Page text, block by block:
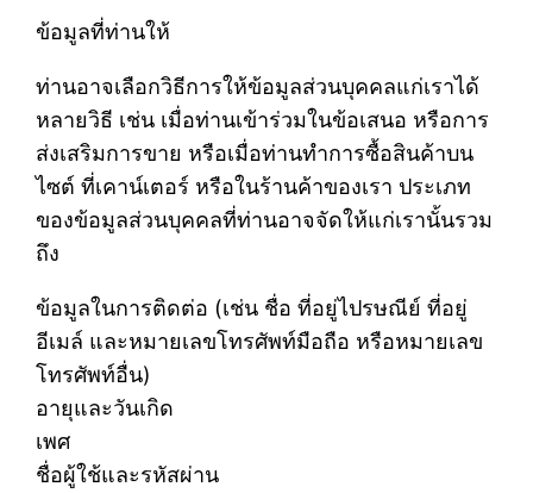
ข้อมูลที่ท่านให้
ท่านอาจเลือกวิธีการให้ข้อมูลส่วนบุคคลแก่เราได้
หลายวิธี เช่น เมื่อท่านเข้าร่วมในข้อเสนอ หรือการ
ส่งเสริมการขาย หรือเมื่อท่านทำการซื้อสินค้าบน
ไซต์ ที่เคาน์เตอร์ หรือในร้านค้าของเรา ประเภท
ของข้อมูลส่วนบุคคลที่ท่านอาจจัดให้แก่เรานั้นรวม
ถึง
ข้อมูลในการติดต่อ (เช่น ชื่อ ที่อยู่ไปรษณีย์ ที่อยู่
อีเมล์ และหมายเลขโทรศัพท์มือถือ หรือหมายเลข
โทรศัพท์อื่น)
อายุและวันเกิด
เพศ
ชื่อผู้ใช้และรหัสผ่าน